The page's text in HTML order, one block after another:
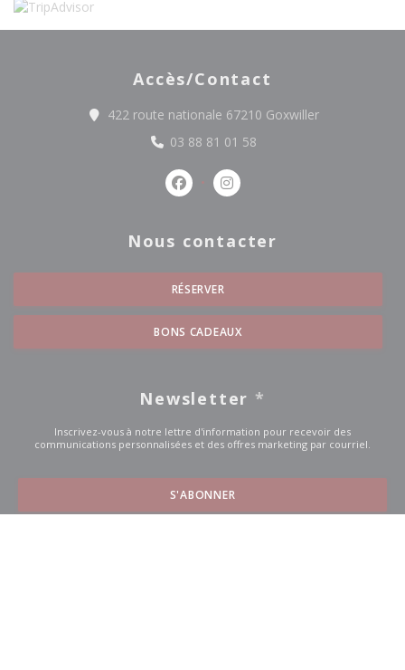
Accès/Contact
422 route nationale 67210 Goxwiller((ouvre une
03 88 81 01 58
Facebook ((ouvre une nouvelle
Instagram ((ouvre une
Nous contacter
RÉSERVER
BONS CADEAUX
Newsletter *
Inscrivez-vous à notre lettre d'information pour recevoir des
communications personnalisées et des offres marketing par courriel.
S'ABONNER